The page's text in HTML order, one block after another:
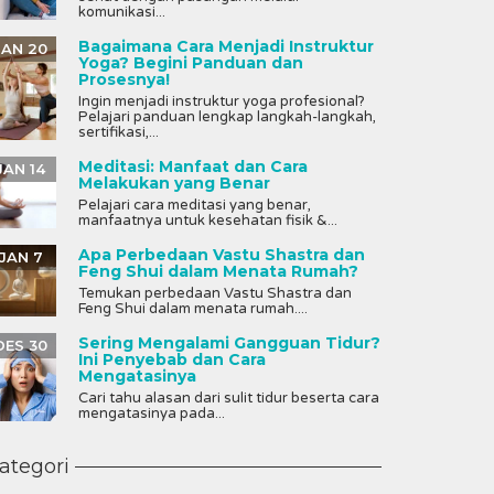
komunikasi...
Bagaimana Cara Menjadi Instruktur
Yoga? Begini Panduan dan
Prosesnya!
20
Ingin menjadi instruktur yoga profesional?
Pelajari panduan lengkap langkah-langkah,
sertifikasi,...
Meditasi: Manfaat dan Cara
Melakukan yang Benar
14
Pelajari cara meditasi yang benar,
manfaatnya untuk kesehatan fisik &...
Apa Perbedaan Vastu Shastra dan
Feng Shui dalam Menata Rumah?
7
Temukan perbedaan Vastu Shastra dan
Feng Shui dalam menata rumah....
Sering Mengalami Gangguan Tidur?
Ini Penyebab dan Cara
Mengatasinya
30
Cari tahu alasan dari sulit tidur beserta cara
mengatasinya pada...